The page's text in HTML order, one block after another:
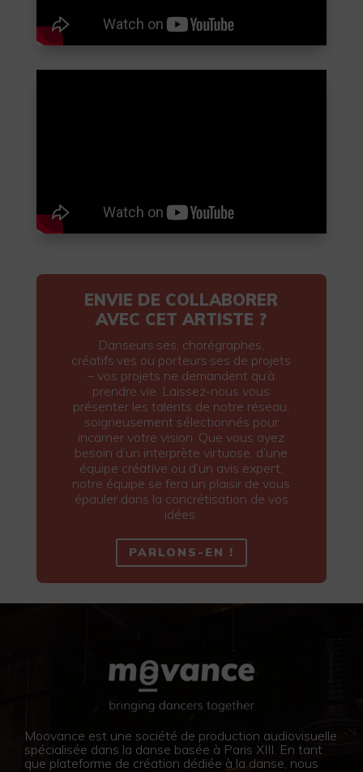
ENVIE DE COLLABORER
AVEC CET ARTISTE ?
Danseurs·ses, chorégraphes,
créatifs·ves ou porteurs·ses de projets
– vos projets ne demandent qu’à
prendre vie. Laissez-nous vous
présenter les talents de notre réseau,
soigneusement sélectionnés pour
incarner votre vision. Que vous ayez
besoin d’un interprète virtuose, d’une
équipe créative ou d’un avis expert,
notre équipe se fera un plaisir de vous
épauler dans la concrétisation de vos
idées.
PARLONS-EN !
Moovance est une société de production audiovisuelle
spécialisée dans la danse basée à Paris XIII. En tant
que plateforme de création dédiée à la danse, nous